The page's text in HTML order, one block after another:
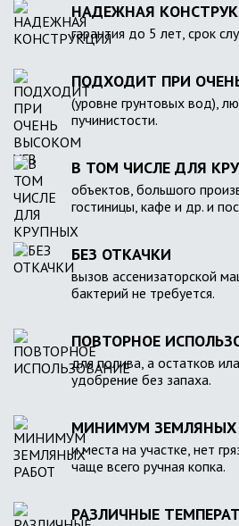
НАДЕЖНАЯ
гарантия до 5 лет, срок
ПОДХОДИТ ПРИ
(уровне грунтовых вод),
пучинистости.
В ТОМ ЧИСЛЕ ДЛЯ
объектов, большого
гостиницы, кафе и др. и
БЕЗ ОТКАЧКИ
вызов ассенизаторской
бактерий не требуется.
ПОВТОРНОЕ
для полива, а остатков
удобрение без запаха.
МИНИМУМ ЗЕМЛЯНЫХ
и места на участке, нет
чаще всего ручная копка.
РАЗЛИЧНЫЕ